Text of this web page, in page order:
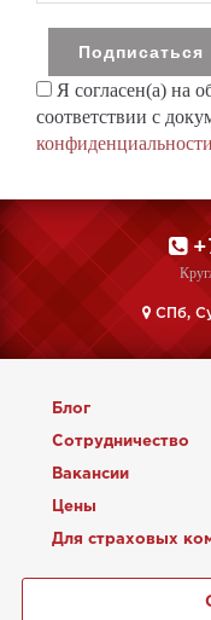
Я согласен(а) на
соответствии с
конфиденциальности
CПб,
Блог
Сотрудничество
Вакансии
Цены
Для страховых